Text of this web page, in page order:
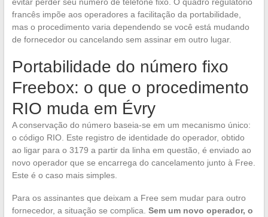
francês impõe aos operadores a facilitação da portabilidade,
mas o procedimento varia dependendo se você está mudando
de fornecedor ou cancelando sem assinar em outro lugar.
Portabilidade do número fixo
Freebox: o que o procedimento
RIO muda em Évry
A conservação do número baseia-se em um mecanismo único:
o código RIO. Este registro de identidade do operador, obtido
ao ligar para o 3179 a partir da linha em questão, é enviado ao
novo operador que se encarrega do cancelamento junto à Free.
Este é o caso mais simples.
Para os assinantes que deixam a Free sem mudar para outro
fornecedor, a situação se complica. Sem um novo operador, o